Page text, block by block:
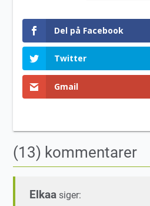
Del på Facebook
Twitter
Gmail
(13) kommentarer
Elkaa siger: